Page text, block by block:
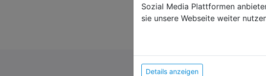
Sozial Media Plattformen
sie unsere Webseite weiter
Details anzeigen